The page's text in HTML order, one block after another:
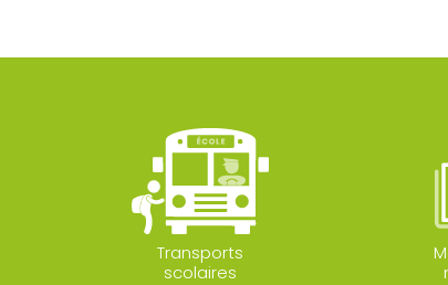
Transports
scolaires